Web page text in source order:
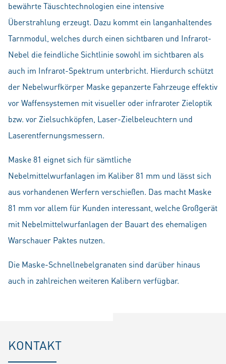
bewährte Täuschtechnologien eine intensive
Überstrahlung erzeugt. Dazu kommt ein langanhaltendes
Tarnmodul, welches durch einen sichtbaren und Infrarot-
Nebel die feindliche Sichtlinie sowohl im sichtbaren als
auch im Infrarot-Spektrum unterbricht. Hierdurch schützt
der Nebelwurfkörper Maske gepanzerte Fahrzeuge effektiv
vor Waffensystemen mit visueller oder infraroter Zieloptik
bzw. vor Zielsuchköpfen, Laser-Zielbeleuchtern und
Laserentfernungsmessern.
Maske 81 eignet sich für sämtliche
Nebelmittelwurfanlagen im Kaliber 81 mm und lässt sich
aus vorhandenen Werfern verschießen. Das macht Maske
81 mm vor allem für Kunden interessant, welche Großgerät
mit Nebelmittelwurfanlagen der Bauart des ehemaligen
Warschauer Paktes nutzen.
Die Maske-Schnellnebelgranaten sind darüber hinaus
auch in zahlreichen weiteren Kalibern verfügbar.
KONTAKT